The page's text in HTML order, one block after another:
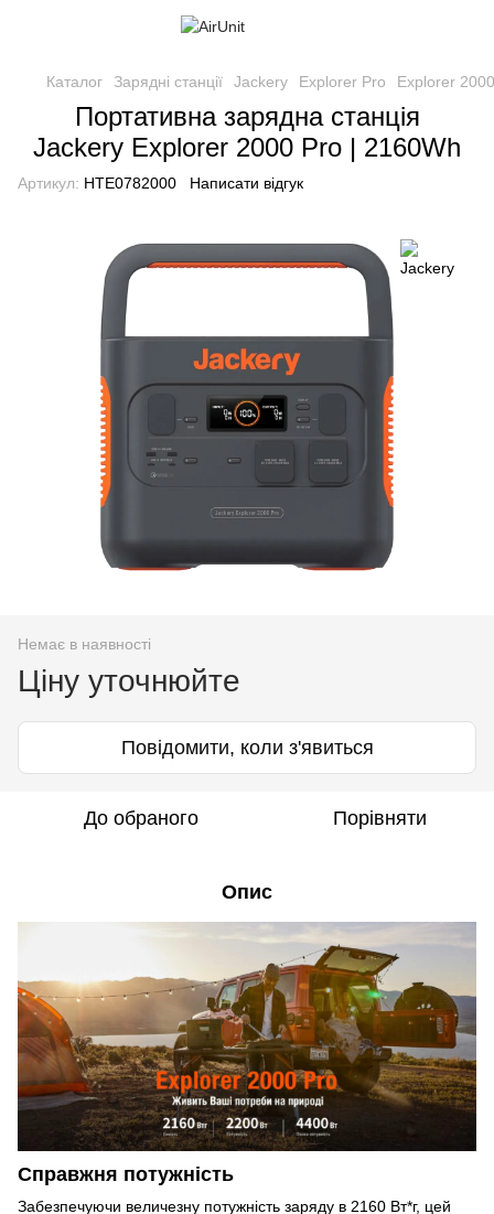
Каталог Зарядні станції Jackery Explorer Pro Explorer
Портативна зарядна станція
Jackery Explorer 2000 Pro | 2160Wh
Артикул: HTE0782000 Написати відгук
Немає в наявності
Ціну уточнюйте
Повідомити, коли з'явиться
До обраного Порівняти
Опис
Справжня потужність
Забезпечуючи величезну потужність заряду в 2160 Вт*г, цей